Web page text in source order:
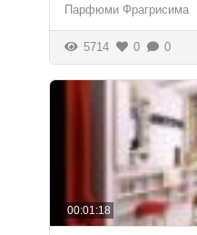
Парфюми Фрагрисима
5714 0 0
00:01:18